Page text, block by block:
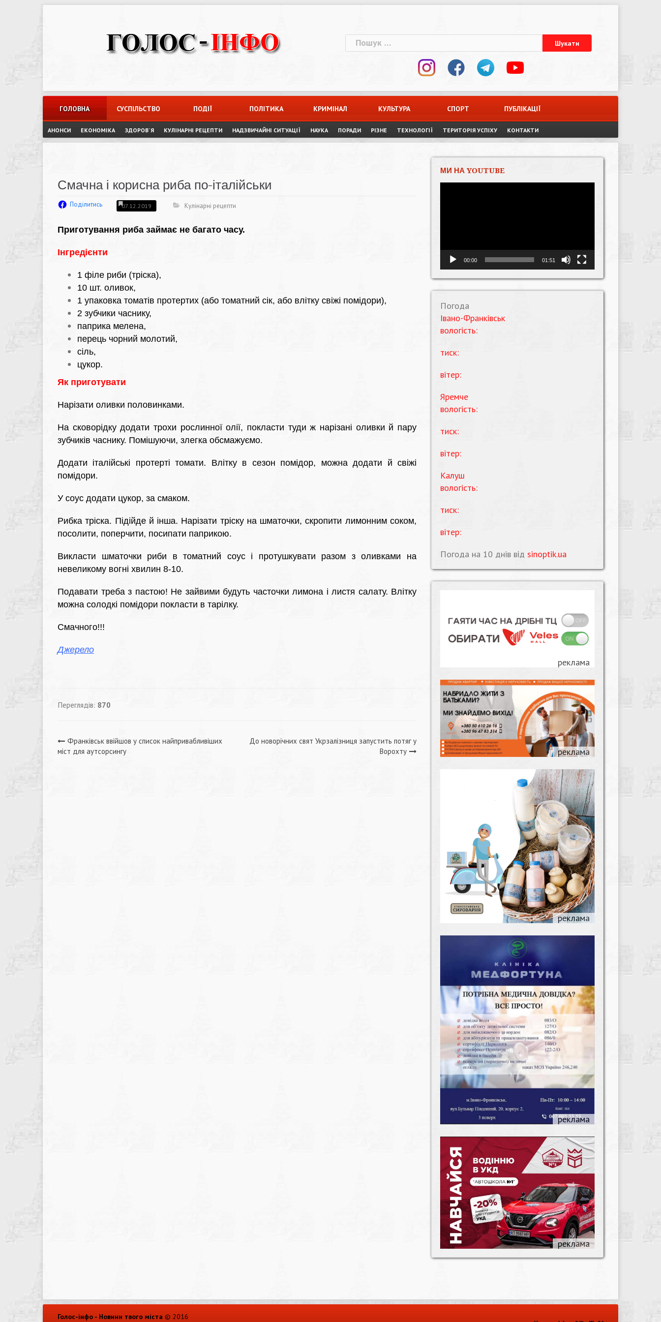
Пошук:
ГОЛОВНА СУСПІЛЬСТВО ПОДІЇ ПОЛІТИКА КРИМІНАЛ КУЛЬТУРА СПОРТ ПУБЛІКАЦІЇ
АНОНСИ ЕКОНОМІКА ЗДОРОВ`Я КУЛІНАРНІ РЕЦЕПТИ НАДЗВИЧАЙНІ СИТУАЦІЇ НАУКА ПОРАДИ РІЗНЕ ТЕХНОЛОГІЇ ТЕРИТОРІЯ УСПІХУ КОНТАКТИ
Смачна і корисна риба по-італійськи
Поділитись 07.12.2019 Кулінарні рецепти
Приготування риба займає не багато часу.
Інгредієнти
1 філе риби (тріска),
10 шт. оливок,
1 упаковка томатів протертих (або томатний сік, або влітку свіжі помідори),
2 зубчики часнику,
паприка мелена,
перець чорний молотий,
сіль,
цукор.
Як приготувати
Нарізати оливки половинками.
На сковорідку додати трохи рослинної олії, покласти туди ж нарізані оливки й пару
зубчиків часнику. Помішуючи, злегка обсмажуємо.
Додати італійські протерті томати. Влітку в сезон помідор, можна додати й свіжі
помідори.
У соус додати цукор, за смаком.
Рибка тріска. Підійде й інша. Нарізати тріску на шматочки, скропити лимонним соком,
посолити, поперчити, посипати паприкою.
Викласти шматочки риби в томатний соус і протушкувати разом з оливками на
невеликому вогні хвилин 8-10.
Подавати треба з пастою! Не зайвими будуть часточки лимона і листя салату. Влітку
можна солодкі помідори покласти в тарілку.
Смачного!!!
Джерело
Переглядів: 870
Навігація
Франківськ ввійшов у список найпривабливіших
міст для аутсорсингу
До новорічних свят Укрзалізниця запустить потяг у
Ворохту
МИ НА YOUTUBE
00:00 01:51
Погода
Івано-Франківськ
вологість:
тиск:
вітер:
Яремче
вологість:
тиск:
вітер:
Калуш
вологість:
тиск:
вітер:
Погода на 10 днів від sinoptik.ua
Голос-інфо - Новини твого міста © 2016